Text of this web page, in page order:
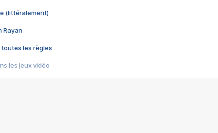
(littéralement)
Rayan
toutes les règles
les jeux vidéo